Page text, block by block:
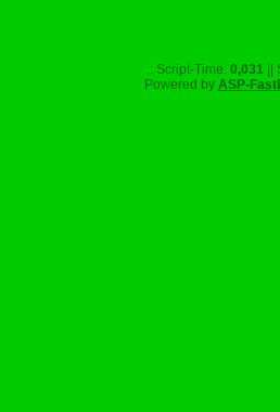
.: Script-Time: 0,031
Powered by ASP-